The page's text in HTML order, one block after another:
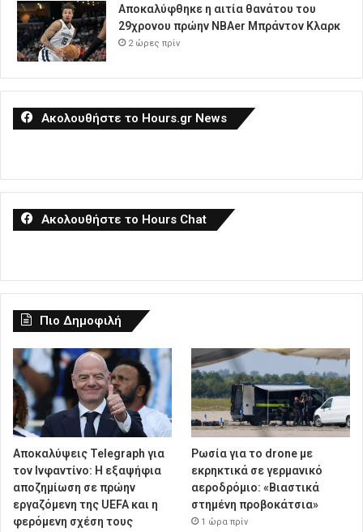
Αποκαλύφθηκε η αιτία θανάτου του
29χρονου πρώην NBAer Μπράντον Κλαρκ
2 ώρες πρίν
Ακολουθήστε το Hours.gr News
Ακολουθήστε το Hours Chat
Πιο Δημοφιλή
Αποκαλύψεις Telegraph για
τον Ινφαντίνο: Η εξαψήφια
αποζημίωση σε πρώην
εργαζόμενη της UEFA και η
φερόμενη σχέση τους
Ρωσία για το drone με
εκρηκτικά σε γερμανικό
αεροδρόμιο: «Βιαστικά
στημένη προβοκάτσια»
1 ώρα πρίν